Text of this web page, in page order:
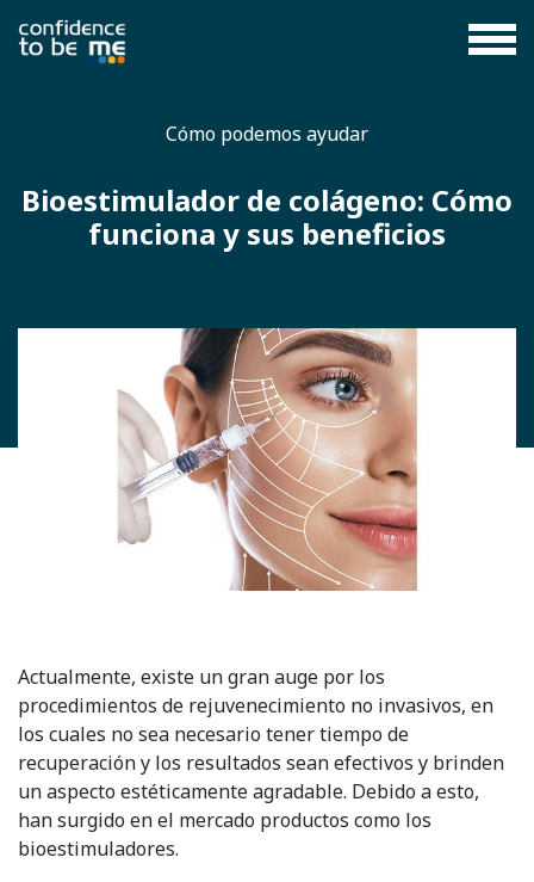
Cómo podemos ayudar
Bioestimulador de colágeno: Cómo
funciona y sus beneficios
Actualmente, existe un gran auge por los
procedimientos de rejuvenecimiento no invasivos, en
los cuales no sea necesario tener tiempo de
recuperación y los resultados sean efectivos y brinden
un aspecto estéticamente agradable. Debido a esto,
han surgido en el mercado productos como los
bioestimuladores.